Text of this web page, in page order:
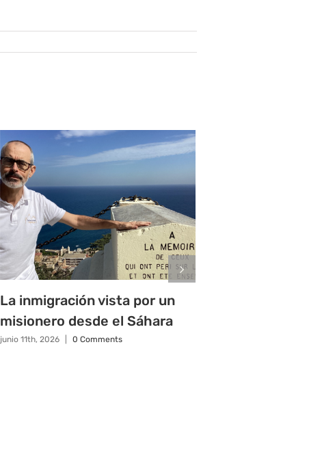
La inmigración vista por un
misionero desde el Sáhara
junio 11th, 2026 0 Comments